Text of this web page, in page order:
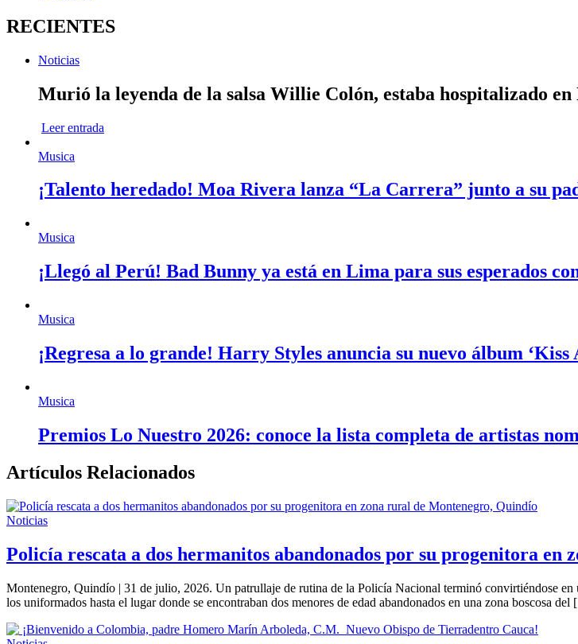
RECIENTES
Noticias
Murió la leyenda de la salsa Willie Colón, estaba hospitalizado en
Leer entrada
Musica
¡Talento heredado! Moa Rivera lanza “La Carrera” junto a su
Musica
¡Llegó al Perú! Bad Bunny ya está en Lima para sus esperados
Musica
¡Regresa a lo grande! Harry Styles anuncia su nuevo álbum
Musica
Premios Lo Nuestro 2026: conoce la lista completa de artistas
Artículos Relacionados
Noticias
Policía rescata a dos hermanitos abandonados por su progenitora
Montenegro, Quindío | 31 de julio, 2026. Un patrullaje de rutina de la Policía Nacional terminó convirtiéndose
los uniformados hasta el lugar donde se encontraban dos menores de edad abandonados en una zona boscosa